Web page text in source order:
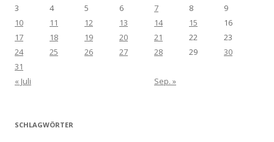
3
4 5 6 7 8
9
10
11 12 13 14 15
16
17
18 19 20 21 22
23
24
25 26 27 28 29
30
31
« Juli
Sep. »
SCHLAGWÖRTER